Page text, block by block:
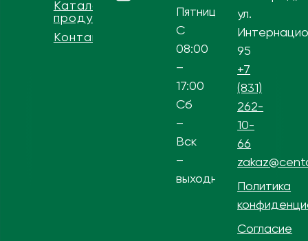
Каталог
продукции
Контакты
Пятница
С
08:00
–
17:00
Сб
–
Вск
–
выходной
ул.
95
+7
(831)
262-
10-
66
Политика
Согласие